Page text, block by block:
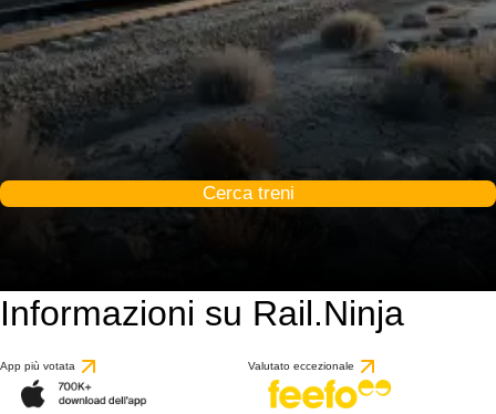
Cerca treni
Informazioni su Rail.Ninja
App più votata Valutato eccezionale